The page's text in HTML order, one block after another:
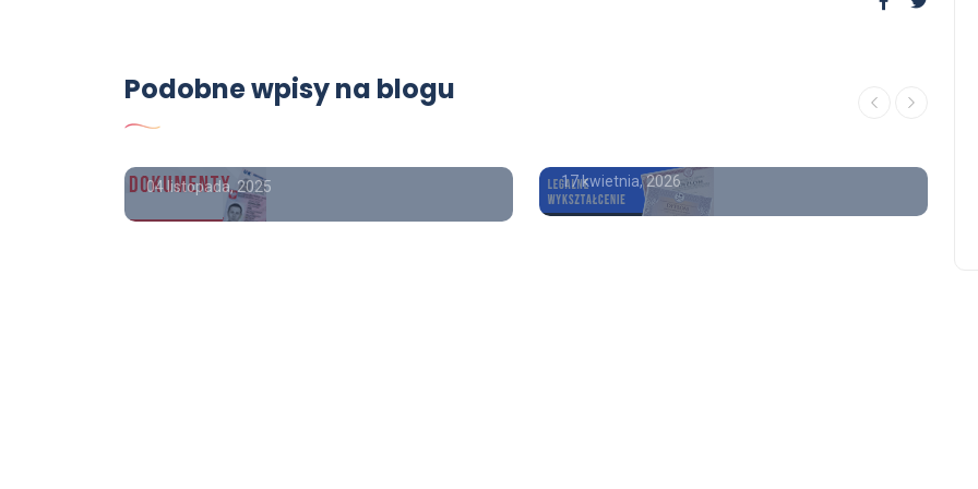
Podobne wpisy na blogu
Dyplom ukończenia
studiów licencjackich.
04 listopada, 2025 17 kwietnia, 2026
ukończenia szkoły średniej z
08 stycznia, 2026